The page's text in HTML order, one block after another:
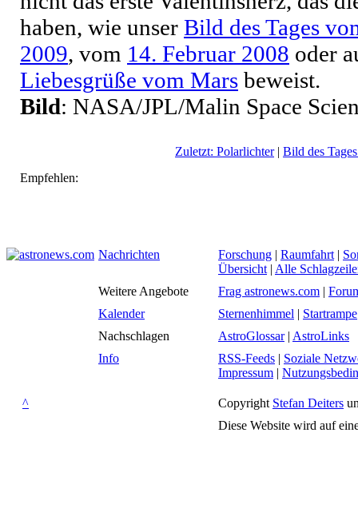
haben, wie unser Bild des Tages
2009, vom 14. Februar 2008 oder
Liebesgrüße vom Mars beweist.
Bild: NASA/JPL/Malin Space
Zuletzt: Polarlichter| Bild des
Empfehlen:
Nachrichten Forschung | Raumfahrt |
Übersicht | Alle
Weitere Angebote
Frag astronews.com |
Kalender
Sternenhimmel | Startrampe
Nachschlagen
AstroGlossar| AstroLinks
Info
RSS-Feeds | Soziale
Impressum |
^ Copyright Stefan Deiters
Diese Website wird auf